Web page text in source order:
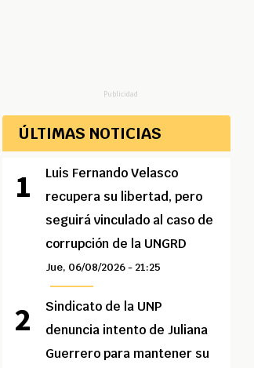
Publicidad
ÚLTIMAS NOTICIAS
Luis Fernando Velasco
recupera su libertad, pero
seguirá vinculado al caso de
corrupción de la UNGRD
Jue, 06/08/2026 - 21:25
Sindicato de la UNP
denuncia intento de Juliana
Guerrero para mantener su